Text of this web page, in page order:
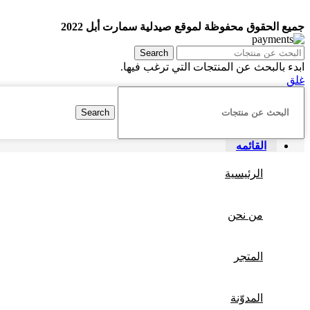
جميع الحقوق محفوظة لموقع صيدلية سمارت أبل 2022
Search
ابدء بالبحث عن المنتجات التي ترغب فيها.
غلق
Search
القائمه
الرئيسية
من نحن
المتجر
المدوّنة